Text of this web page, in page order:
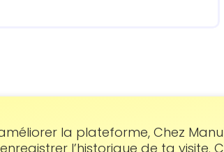
la plateforme, Chez
l’historique de ta visite.